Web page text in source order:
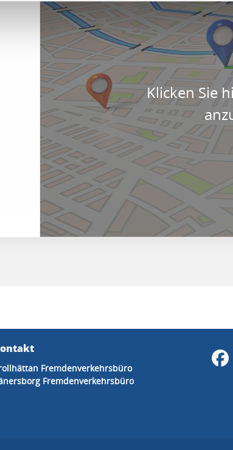
Klicken Sie
Fremdenverkehrsbüro
Fremdenverkehrsbüro